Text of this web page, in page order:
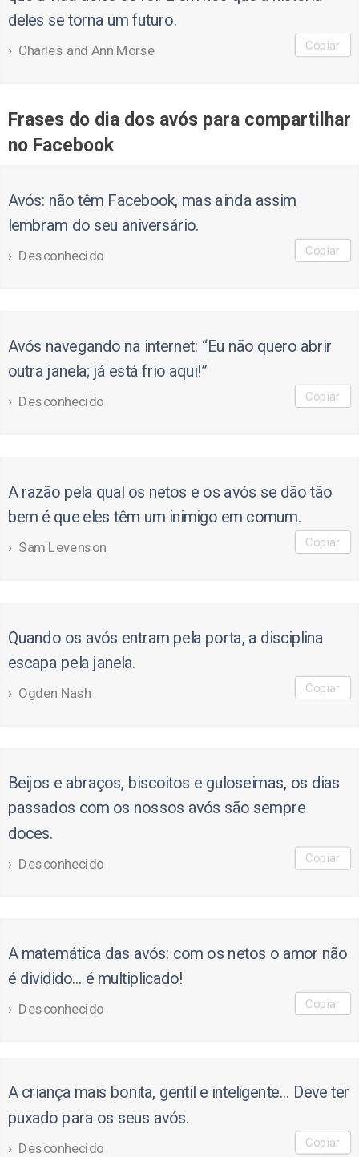
deles se torna um futuro.
Charles and Ann Morse Copiar
Frases do dia dos avós para compartilhar
no Facebook
Avós: não têm Facebook, mas ainda assim
lembram do seu aniversário.
Desconhecido Copiar
Avós navegando na internet: “Eu não quero abrir
outra janela; já está frio aqui!”
Desconhecido Copiar
A razão pela qual os netos e os avós se dão tão
bem é que eles têm um inimigo em comum.
Sam Levenson Copiar
Quando os avós entram pela porta, a disciplina
escapa pela janela.
Ogden Nash Copiar
Beijos e abraços, biscoitos e guloseimas, os dias
passados com os nossos avós são sempre
doces.
Desconhecido Copiar
A matemática das avós: com os netos o amor não
é dividido… é multiplicado!
Desconhecido Copiar
A criança mais bonita, gentil e inteligente… Deve ter
puxado para os seus avós.
Desconhecido Copiar